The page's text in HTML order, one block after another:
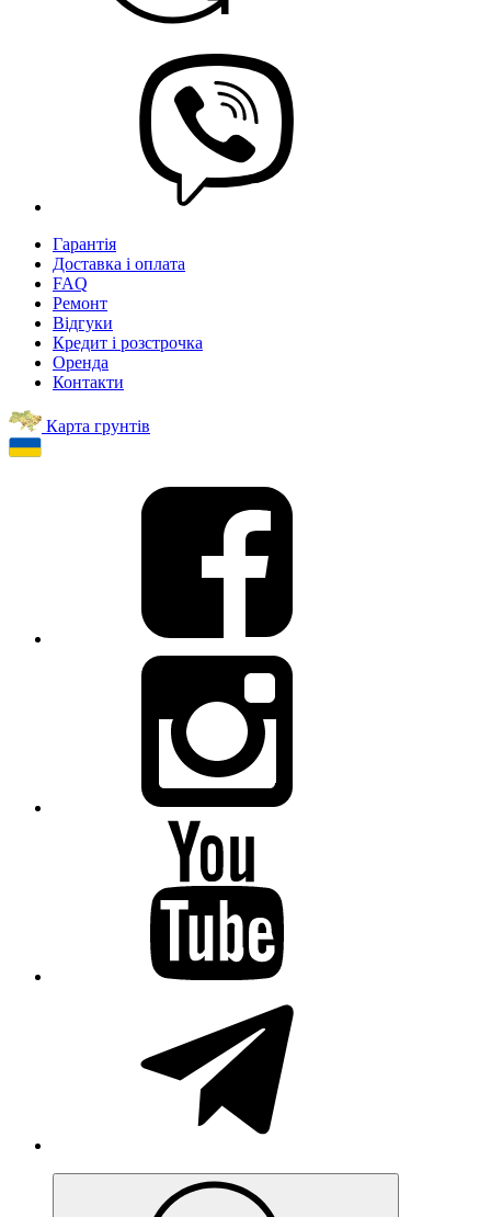
Гарантія
Доставка і оплата
FAQ
Ремонт
Відгуки
Кредит і розстрочка
Оренда
Контакти
Карта грунтів